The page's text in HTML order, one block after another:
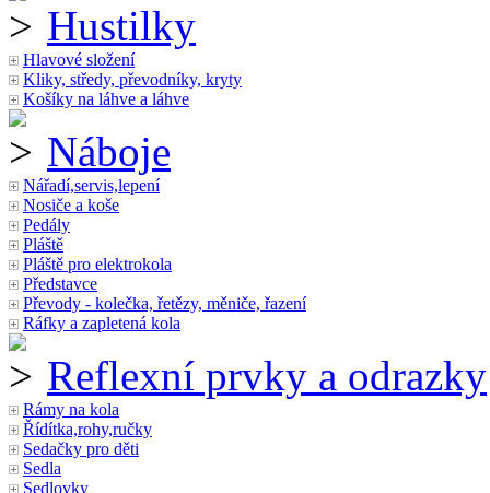
Hustilky
Hlavové složení
Kliky, středy, převodníky, kryty
Košíky na láhve a láhve
Náboje
Nářadí,servis,lepení
Nosiče a koše
Pedály
Pláště
Pláště pro elektrokola
Představce
Převody - kolečka, řetězy, měniče, řazení
Ráfky a zapletená kola
Reflexní prvky a odrazky
Rámy na kola
Řídítka,rohy,ručky
Sedačky pro děti
Sedla
Sedlovky